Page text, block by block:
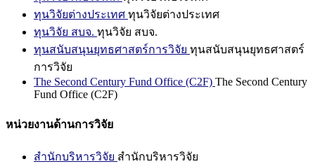
ทุนวิจัยต่างประเทศ ทุนวิจัยต่างประเทศ
ทุนวิจัย สบจ. ทุนวิจัย สบจ.
ทุนสนับสนุนยุทธศาสตร์การวิจัย ทุนสนับสนุนยุทธศาสตร์
การวิจัย
The Second Century Fund Office (C2F) The Second Century
Fund Office (C2F)
หน่วยงานด้านการวิจัย
สำนักบริหารวิจัย สำนักบริหารวิจัย